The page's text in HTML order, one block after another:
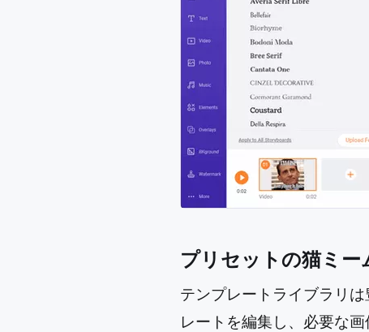
プリセットの猫ミー
テンプレートライブラリ
レートを編集し、必要な